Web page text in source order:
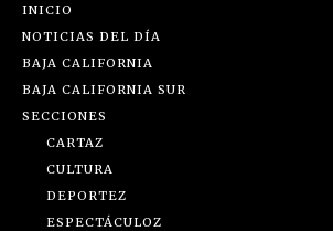
INICIO
NOTICIAS DEL DÍA
BAJA CALIFORNIA
BAJA CALIFORNIA SUR
SECCIONES
CARTAZ
CULTURA
DEPORTEZ
ESPECTÁCULOZ